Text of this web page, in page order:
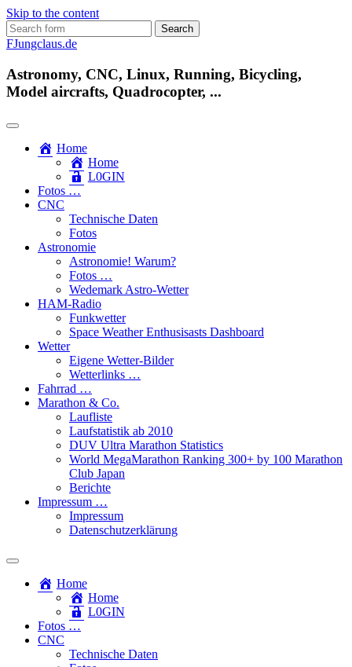
Skip to the content
Search
for:
FJungclaus.de
Astronomy, CNC, Linux, Running, Bicycling,
Model aircrafts, Quadrocopter, ...
Home
Home
L​0​​GIN
Fotos …
CNC
Technische Daten
Fotos
Astronomie
Astronomie! Warum?
Fotos …
Wedemark Astro-Wetter
HAM-Radio
Funkwetter
Space Weather Enthusisasts Dashboard
Wetter
Eigene Wetter-Bilder
Wetterlinks …
Fahrrad …
Marathon & Co.
Laufliste
Laufstatistik ab 2010
DUV Ultra Marathon Statistics
World MegaMarathon Ranking 300+ by 100 Marathon
Club Japan
Berichte
Impressum …
Impressum
Datenschutzerklärung
Toggle
search
field
Home
Home
L​0​​GIN
Fotos …
CNC
Technische Daten